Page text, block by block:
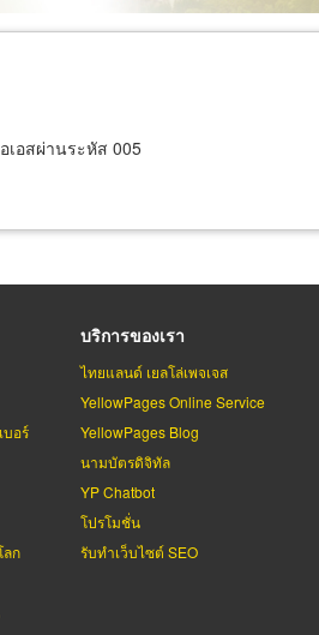
เอสผ่านระหัส 005
อร์
ลก
บริการของเรา
ไทยแลนด์ เยลโล่เพจเจส
YellowPages Online Service
YellowPages Blog
นามบัตรดิจิทัล
YP Chatbot
โปรโมชั่น
รับทำเว็บไซต์ SEO